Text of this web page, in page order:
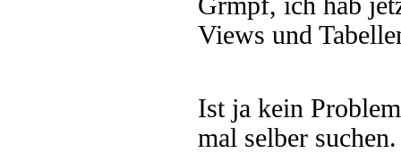
Views und
Ist ja kein
mal selber